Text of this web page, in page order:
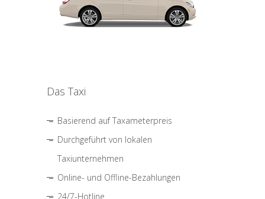
Das Taxi
Basierend auf Taxameterpreis
Durchgeführt von lokalen
Taxiunternehmen
Online- und Offline-Bezahlungen
24/7-Hotline